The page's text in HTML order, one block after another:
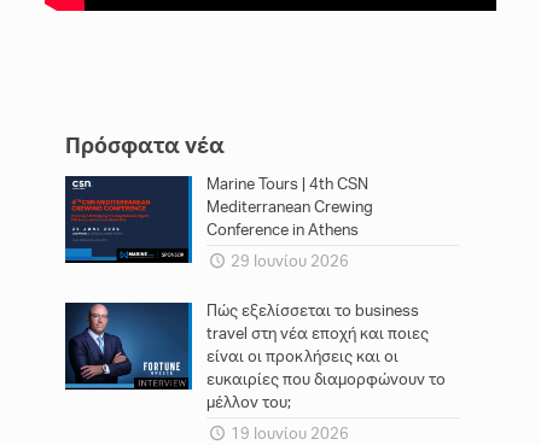
Πρόσφατα νέα
Marine Tours | 4th CSN
Mediterranean Crewing
Conference in Athens
29 Ιουνίου 2026
Πώς εξελίσσεται το business
travel στη νέα εποχή και ποιες
είναι οι προκλήσεις και οι
ευκαιρίες που διαμορφώνουν το
μέλλον του;
19 Ιουνίου 2026